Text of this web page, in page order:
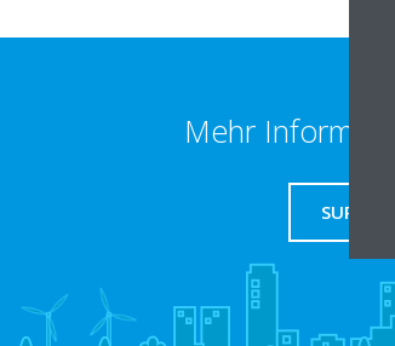
Mehr
SUPPORT